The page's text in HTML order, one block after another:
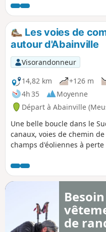
nous en écartons par des
plus directes car évitant
rejoignons l'EV19 un peu
sur le plateau de Langres
des eaux. Le plateau
sont pas importants mais,
petit effort pour gravir le
perchée la Citadelle de
splendide au crépuscule !
Les voies de
autour d'Abainville
Visorandonneur
14,82 km
+126 m
4h 35
Moyenne
Départ à Abainville
Une belle boucle dans le
canaux, voies de chemin
champs d'éoliennes à perte
de